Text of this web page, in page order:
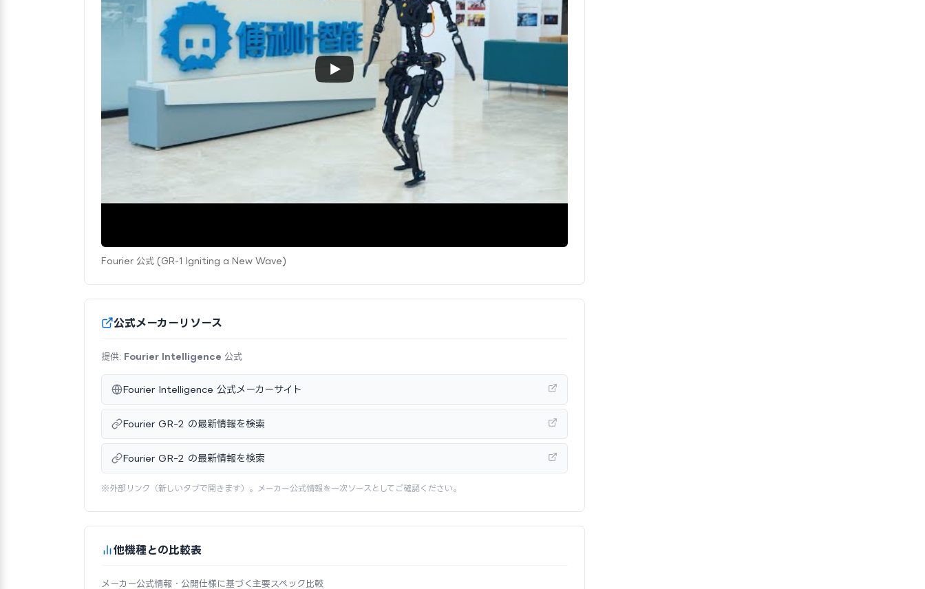
Fourier 公式 (GR-1 Igniting a New Wave)
公式メーカーリソース
提供: Fourier Intelligence 公式
Fourier Intelligence 公式メーカーサイト
Fourier GR-2 の最新情報を検索
Fourier GR-2 の最新情報を検索
※外部リンク（新しいタブで開きます）。メーカー公式情報を一次ソースとしてご確認ください。
他機種との比較表
メーカー公式情報・公開仕様に基づく主要スペック比較